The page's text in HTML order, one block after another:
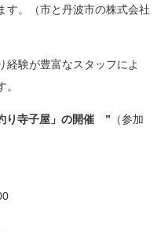
す。（市と丹波市の株式会社
経験が豊富なスタッフによ
り寺子屋」の開催 ” （参加
00